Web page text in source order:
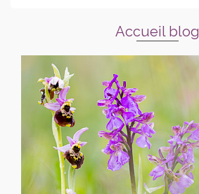
Accueil blog